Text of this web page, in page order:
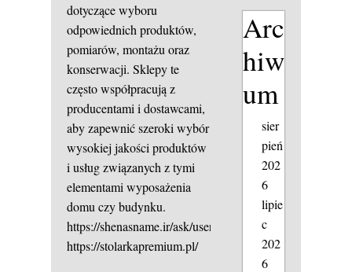
dotyczące wyboru
odpowiednich produktów,
pomiarów, montażu oraz
konserwacji. Sklepy te
często współpracują z
producentami i dostawcami,
aby zapewnić szeroki wybór
wysokiej jakości produktów
i usług związanych z tymi
elementami wyposażenia
domu czy budynku.
https://shenasname.ir/ask/user/billage37
https://stolarkapremium.pl/
Arc
hiw
um
sier
pień
202
6
lipie
c
202
6